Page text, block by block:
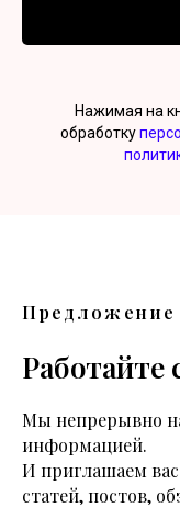
Нажимая на
обработку
Предложение
Работайте
Мы непрерывно
информацией.
И приглашаем
статей, постов,